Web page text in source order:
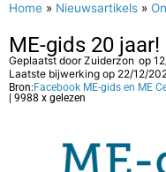
Home » Nieuwsartikels »
ME-gids 20 jaar!
Geplaatst doorZuiderzon op
Laatste bijwerking op 22/12/
Bron: Facebook ME-gids en ME
| 9988 x gelezen